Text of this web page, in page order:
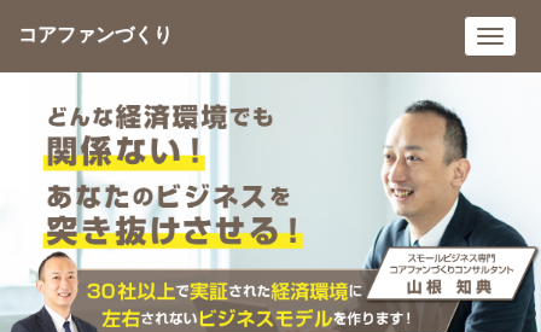
コアファンづくり